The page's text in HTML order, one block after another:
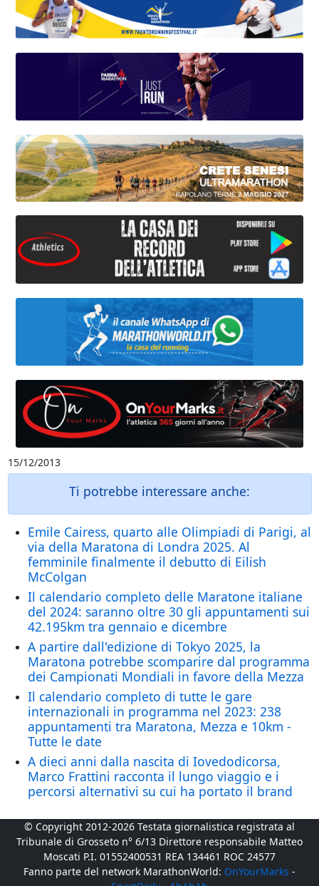
15/12/2013
Ti potrebbe interessare anche:
Emile Cairess, quarto alle Olimpiadi di Parigi, al
via della Maratona di Londra 2025. Al
femminile finalmente il debutto di Eilish
McColgan
Il calendario completo delle Maratone italiane
del 2024: saranno oltre 30 gli appuntamenti sui
42.195km tra gennaio e dicembre
A partire dall'edizione di Tokyo 2025, la
Maratona potrebbe scomparire dal programma
dei Campionati Mondiali in favore della Mezza
Il calendario completo di tutte le gare
internazionali in programma nel 2023: 238
appuntamenti tra Maratona, Mezza e 10km -
Tutte le date
A dieci anni dalla nascita di Iovedodicorsa,
Marco Frattini racconta il lungo viaggio e i
percorsi alternativi su cui ha portato il brand
© Copyright 2012-2026 Testata giornalistica registrata al
Tribunale di Grosseto n° 6/13 Direttore responsabile Matteo
Moscati P.I. 01552400531 REA 134461 ROC 24577
Fanno parte del network MarathonWorld: OnYourMarks -